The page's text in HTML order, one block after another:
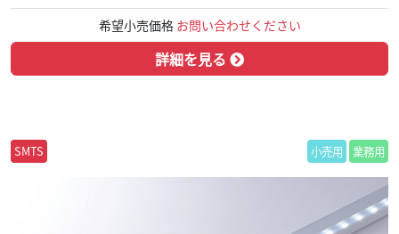
希望小売価格 お問い合わせください
詳細を見る
SMTS 小売用 業務用